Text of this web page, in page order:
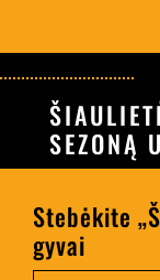
SEZONĄ
Stebėkite
gyvai